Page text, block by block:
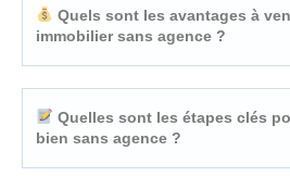
Quels sont les avantages à
immobilier sans agence ?
Quelles sont les étapes clés
bien sans agence ?